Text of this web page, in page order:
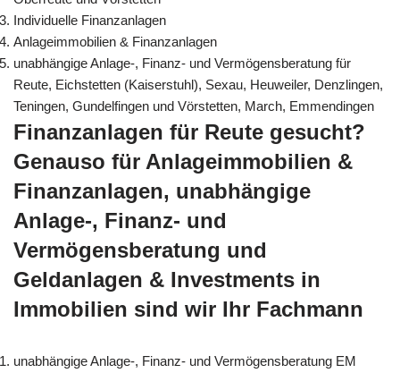
Individuelle Finanzanlagen
Anlageimmobilien & Finanzanlagen
unabhängige Anlage-, Finanz- und Vermögensberatung für
Reute, Eichstetten (Kaiserstuhl), Sexau, Heuweiler, Denzlingen,
Teningen, Gundelfingen und Vörstetten, March, Emmendingen
Finanzanlagen für Reute gesucht?
Genauso für Anlageimmobilien &
Finanzanlagen, unabhängige
Anlage-, Finanz- und
Vermögensberatung und
Geldanlagen & Investments in
Immobilien sind wir Ihr Fachmann
unabhängige Anlage-, Finanz- und Vermögensberatung EM